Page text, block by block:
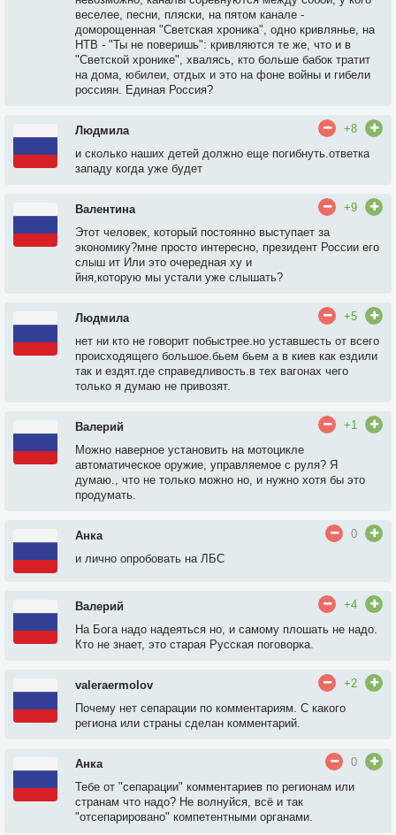
веселее, песни, пляски, на пятом канале -
доморощенная "Светская хроника", одно кривлянье, на
НТВ - "Ты не поверишь": кривляются те же, что и в
"Светской хронике", хвалясь, кто больше бабок тратит
на дома, юбилеи, отдых и это на фоне войны и гибели
россиян. Единая Россия?
Людмила
+8
и сколько наших детей должно еще погибнуть.ответка
западу когда уже будет
Валентина
+9
Этот человек, который постоянно выступает за
экономику?мне просто интересно, президент России его
слыш ит Или это очередная ху и
йня,которую мы устали уже слышать?
Людмила
+5
нет ни кто не говорит побыстрее.но уставшесть от всего
происходящего большое.бьем бьем а в киев как ездили
так и ездят.где справедливость.в тех вагонах чего
только я думаю не привозят.
Валерий
+1
Можно наверное установить на мотоцикле
автоматическое оружие, управляемое с руля? Я
думаю., что не только можно но, и нужно хотя бы это
продумать.
Анка
0
и лично опробовать на ЛБС
Валерий
+4
На Бога надо надеяться но, и самому плошать не надо.
Кто не знает, это старая Русская поговорка.
valeraermolov
+2
Почему нет сепарации по комментариям. С какого
региона или страны сделан комментарий.
Анка
0
Тебе от "сепарации" комментариев по регионам или
странам что надо? Не волнуйся, всё и так
"отсепарировано" компетентными органами.